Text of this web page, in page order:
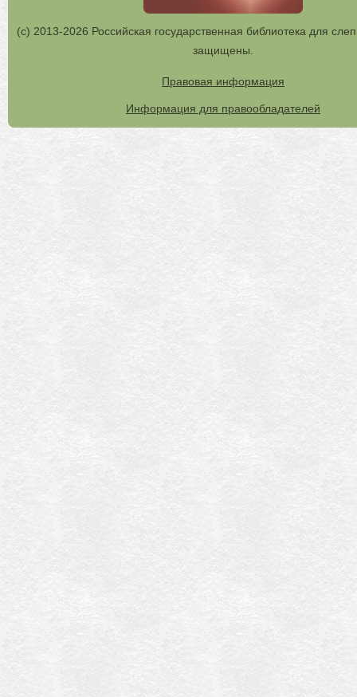
(с) 2013-2026 Российская государственная библиотека для
защищены.
Правовая информация
Информация для правообладателей